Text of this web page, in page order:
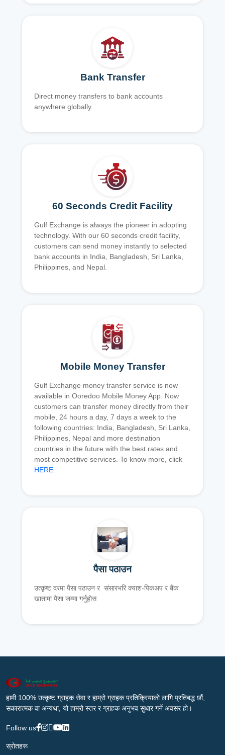
Bank Transfer
Direct money transfers to bank accounts
anywhere globally.
60 Seconds Credit Facility
Gulf Exchange is always the pioneer in adopting
technology. With our 60 seconds credit facility,
customers can send money instantly to selected
bank accounts in India, Bangladesh, Sri Lanka,
Philippines, and Nepal.
Mobile Money Transfer
Gulf Exchange money transfer service is now
available in Ooredoo Mobile Money App. Now
customers can transfer money directly from their
mobile, 24 hours a day, 7 days a week to the
following countries: India, Bangladesh, Sri Lanka,
Philippines, Nepal and more destination
countries in the future with the best rates and
most competitive services. To know more, click
HERE.
पैसा पठाउन
उत्कृष्ट दरमा पैसा पठाउन र संसारभरि क्याश-पिकअप र बैंक
खातामा पैसा जम्मा गर्नुहोस
हामी 100% उत्कृष्ट ग्राहक सेवा र हाम्रो ग्राहक प्रतिक्रियाको लागि प्रतिबद्ध छौं,
सकारात्मक वा अन्यथा, यो हाम्रो स्तर र ग्राहक अनुभव सुधार गर्ने अवसर हो।
Follow us
स्रोतहरू